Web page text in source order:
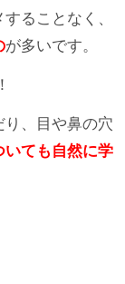
ることなく、
が多いです。
、目や鼻の穴
ても自然に学